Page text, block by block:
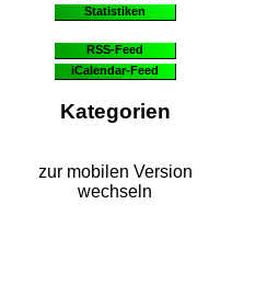
Statistiken
RSS-Feed
iCalendar-Feed
Kategorien
zur mobilen Version
wechseln